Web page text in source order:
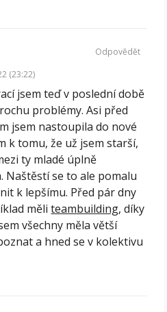
(23:22)
jsem teď v poslední době
problémy. Asi před
jsem nastoupila do nové
k tomu, že už jsem starší,
ty mladé úplně
Naštěstí se to ale pomalu
k lepšímu. Před pár dny
měliteambuilding, díky
všechny měla větší
a hned se v kolektivu
Odpovědět